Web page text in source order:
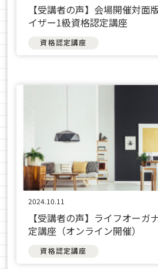
【受講者の声】会場開催対面
イザー1級資格認定講座
資格認定講座
2024.10.11
【受講者の声】ライフオーガ
定講座（オンライン開催）
資格認定講座